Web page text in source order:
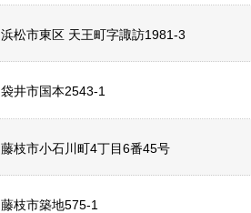
浜松市東区 天王町字諏訪1981-3
袋井市国本2543-1
藤枝市小石川町4丁目6番45号
藤枝市築地575-1